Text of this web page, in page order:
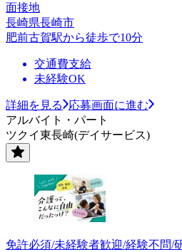
面接地
長崎県長崎市
肥前古賀駅から徒歩で10分
交通費支給
未経験OK
詳細を見る
応募画面に進む
アルバイト・パート
ツクイ東長崎(デイサービス)
免許必須/未経験者歓迎/経験不問/